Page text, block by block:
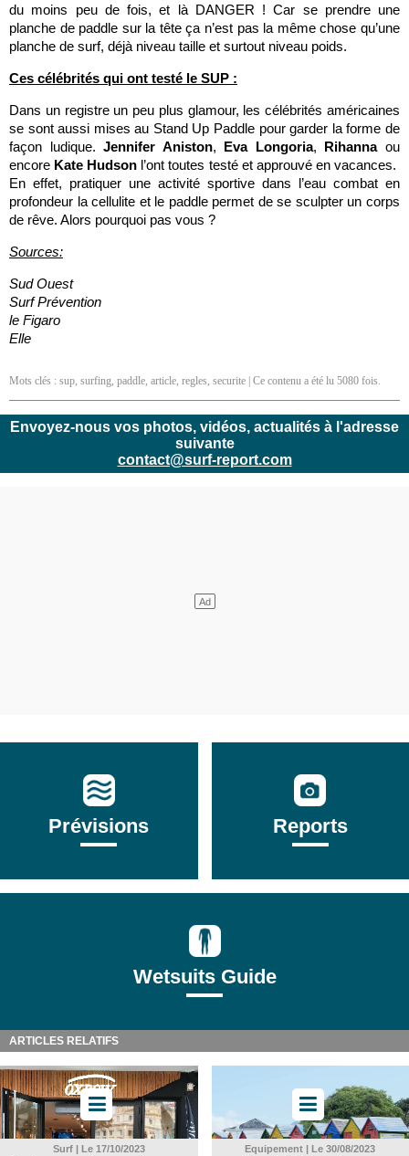
du moins peu de fois, et là DANGER ! Car se prendre une
planche de paddle sur la tête ça n’est pas la même chose qu’une
planche de surf, déjà niveau taille et surtout niveau poids.
Ces célébrités qui ont testé le SUP :
Dans un registre un peu plus glamour, les célébrités américaines
se sont aussi mises au Stand Up Paddle pour garder la forme de
façon ludique.Jennifer Aniston, Eva Longoria, Rihannaou
encore Kate Hudson l’ont toutes testé et approuvé en vacances.
En effet, pratiquer une activité sportive dans l’eau combat en
profondeur la cellulite et le paddle permet de se sculpter un corps
de rêve. Alors pourquoi pas vous ?
Sources:
Sud Ouest
Surf Prévention
le Figaro
Elle
Mots clés : sup, surfing, paddle, article, regles, securite | Ce contenu a été lu 5080 fois.
Envoyez-nous vos photos, vidéos, actualités à l'adresse
suivante
contact@surf-report.com
Prévisions Reports
Wetsuits Guide
ARTICLES RELATIFS
Surf | Le 17/10/2023 Equipement | Le 30/08/2023